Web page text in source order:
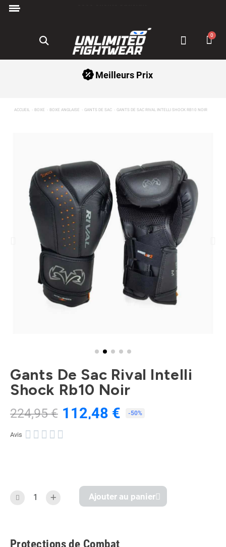
Meilleurs Prix
ACCUEIL BOXE BOXE ANGLAISE GANTS DE SAC GANTS DE SAC RIVAL INTELLI SHOCK RB10 NOIR
Gants De Sac Rival Intelli
Shock Rb10 Noir
224,95 € 112,48 € -50%
Avis     
Ajouter au panier
Protections de Combat